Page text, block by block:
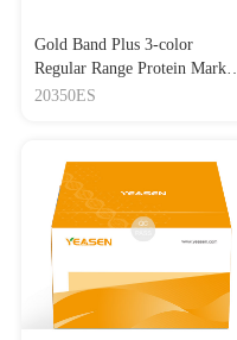
Gold Band Plus 3-color
Regular Range Protein Marker
(8-180 kDa) 三色预染蛋白质
20350ES